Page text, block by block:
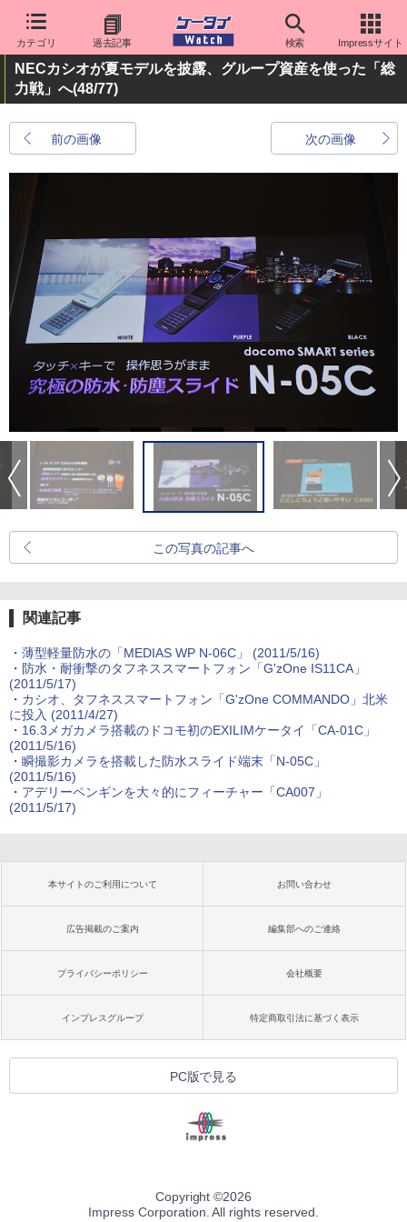
カテゴリ 過去記事 検索 Impressサイト
NECカシオが夏モデルを披露、グループ資産を使った「総
力戦」へ(48/77)
前の画像 次の画像
この写真の記事へ
関連記事
・ 薄型軽量防水の「MEDIAS WP N-06C」
(2011/5/16)
・ 防水・耐衝撃のタフネススマートフォン「G'zOne IS11CA」
(2011/5/17)
・ カシオ、タフネススマートフォン「G'zOne COMMANDO」北米
に投入 (2011/4/27)
・ 16.3メガカメラ搭載のドコモ初のEXILIMケータイ「CA-01C」
(2011/5/16)
・ 瞬撮影カメラを搭載した防水スライド端末「N-05C」
(2011/5/16)
・ アデリーペンギンを大々的にフィーチャー「CA007」
(2011/5/17)
本サイトのご利用について お問い合わせ
広告掲載のご案内 編集部へのご連絡
プライバシーポリシー 会社概要
インプレスグループ 特定商取引法に基づく表示
PC版で見る
Copyright ©2026
Impress Corporation. All rights reserved.